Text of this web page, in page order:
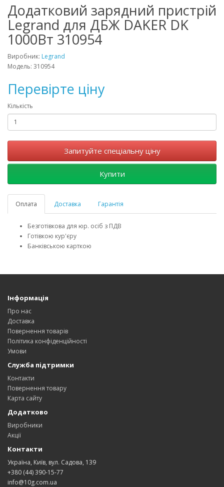
Додатковий зарядний пристрій
Legrand для ДБЖ DAKER DK
1000Вт 310954
Виробник: Legrand
Модель: 310954
Перевірте ціну
Кількість
Запитуйте спеціальну ціну
Купити
Оплата Доставка Гарантія
Безготівкова для юр. осіб з ПДВ
Готівкою кур'єру
Банківською карткою
Інформація
Про нас
Доставка
Повернення товарів
Політика конфіденційності
Умови
Служба підтримки
Контакти
Повернення товару
Карта сайту
Додатково
Виробники
Акції
Контакти
Україна, Київ, вул. Садова, 139
+380 (44) 390-15-77
info@10g.com.ua